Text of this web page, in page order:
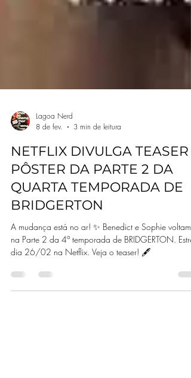
Lagoa Nerd
8 de fev.
3 min de leitura
NETFLIX DIVULGA TEASER
QUARTA TEMPORADA DE
BRIDGERTON
A mudança está no ar! ✨ Benedict e Sophie voltam